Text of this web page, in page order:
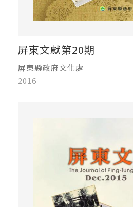
屏東文獻第20期
屏東縣政府文化處
2016